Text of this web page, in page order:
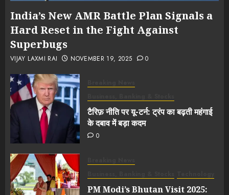
India’s New AMR Battle Plan Signals a
Hard Reset in the Fight Against
Superbugs
VIJAY LAXMI RAI NOVEMBER 19, 2025 0
टैरिफ़ नीति पर यू-टर्न: ट्रंप का बढ़ती महंगाई
के दबाव में बड़ा कदम
0
PM Modi’s Bhutan Visit 2025: